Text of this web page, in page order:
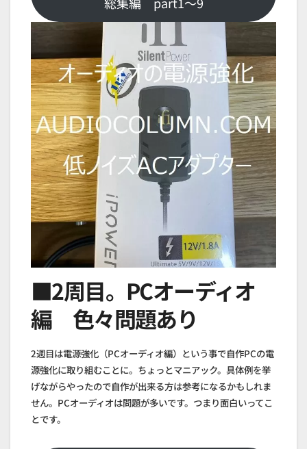
■2周目。PCオーディオ
編 色々問題あり
2週目は電源強化（PCオーディオ編）という事で自作PCの電
源強化に取り組むことに。ちょっとマニアック。具体例を挙
げながらやったので自作が出来る方は参考になるかもしれま
せん。PCオーディオは問題が多いです。つまり面白いってこ
とです。